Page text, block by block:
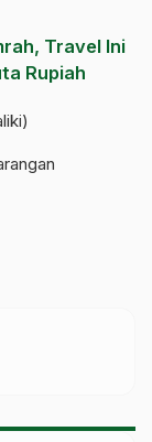
Travel Ini
Rupiah